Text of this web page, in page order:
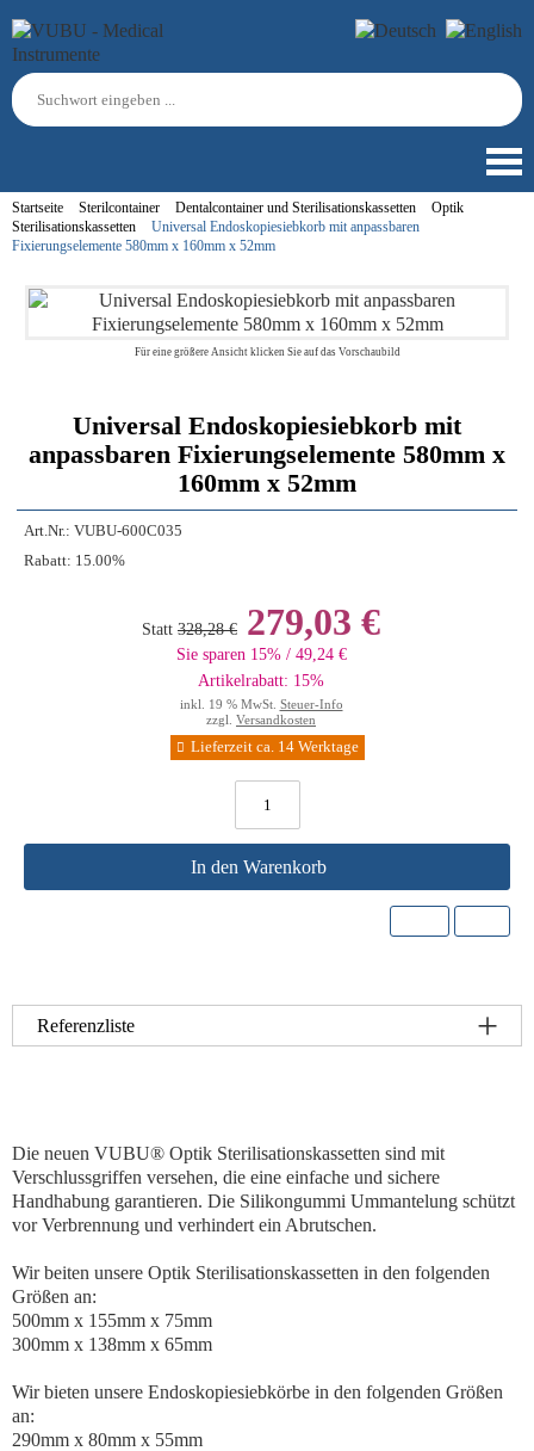
Startseite Sterilcontainer Dentalcontainer und Sterilisationskassetten
Optik
Sterilisationskassetten
Universal Endoskopiesiebkorb mit anpassbaren
Fixierungselemente 580mm x 160mm x 52mm
Für eine größere Ansicht klicken Sie auf das Vorschaubild
Universal Endoskopiesiebkorb mit
anpassbaren Fixierungselemente 580mm x
160mm x 52mm
Art.Nr.: VUBU-600C035
Rabatt: 15.00%
Statt 328,28 € 279,03 €
Sie sparen 15% / 49,24 €
Artikelrabatt: 15%
inkl. 19 % MwSt. Steuer-Info
zzgl. Versandkosten
Lieferzeit ca. 14 Werktage
In den Warenkorb
Referenzliste
Die neuen VUBU® Optik Sterilisationskassetten sind mit
Verschlussgriffen versehen, die eine einfache und sichere
Handhabung garantieren. Die Silikongummi Ummantelung schützt
vor Verbrennung und verhindert ein Abrutschen.
Wir beiten unsere Optik Sterilisationskassetten in den folgenden
Größen an:
500mm x 155mm x 75mm
300mm x 138mm x 65mm
Wir bieten unsere Endoskopiesiebkörbe in den folgenden Größen
an:
290mm x 80mm x 55mm